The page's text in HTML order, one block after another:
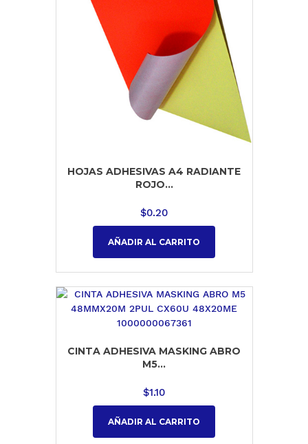
HOJAS ADHESIVAS A4 RADIANTE
ROJO...
$0.20
AÑADIR AL CARRITO
CINTA ADHESIVA MASKING ABRO
M5...
$1.10
AÑADIR AL CARRITO